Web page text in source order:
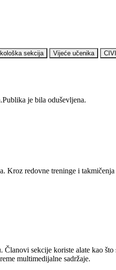
sekcija Vijeće učenika
je bila oduševljena.
redovne treninge i
sekcije koriste alate kao
multimedijalne sadržaje.